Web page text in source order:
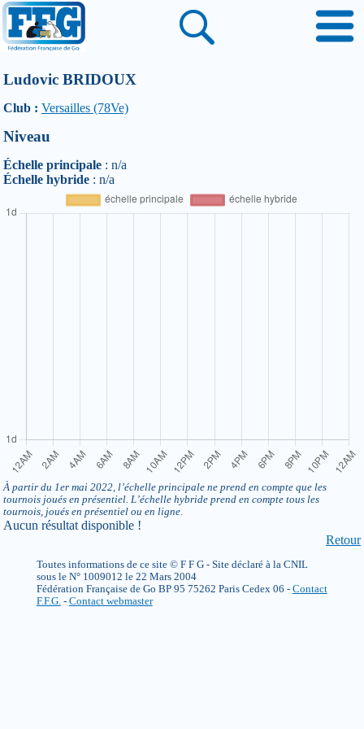
Ludovic BRIDOUX
Club : Versailles (78Ve)
Niveau
Échelle principale : n/a
Échelle hybride : n/a
À partir du 1er mai 2022, l’échelle principale ne prend en compte que les
tournois joués en présentiel. L’échelle hybride prend en compte tous les
tournois, joués en présentiel ou en ligne.
Aucun résultat disponible !
Retour
Toutes informations de ce site © F F G - Site déclaré à la CNIL
sous le N° 1009012 le 22 Mars 2004
Fédération Française de Go BP 95 75262 Paris Cedex 06 - Contact
F.F.G.- Contact webmaster